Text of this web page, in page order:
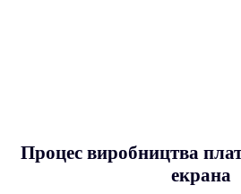
Процес виробництва
екрана